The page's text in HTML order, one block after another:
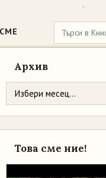
Архив
Това сме ние!